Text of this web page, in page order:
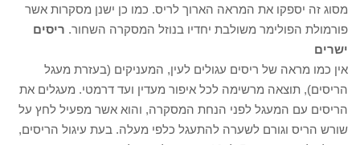
מסוג זה יספקו את המראה הארוך לריס. כמו כן ישנן מסקרות אשר
פורמולת הפולימר משולבת יחדיו בנוזל המסקרה השחור. ריסים
ישרים
אין כמו מראה של ריסים עגולים לעין, המעניקים (בעזרת מעגל
הריסים), תוצאה מרשימה לכל איפור מעדין ועד דרמטי. מעגלים את
הריסים עם המעגל לפני הנחת המסקרה, והוא אשר מפעיל לחץ על
שורש הריס וגורם לשערה להתעגל כלפי מעלה. בעת עיגול הריסים,